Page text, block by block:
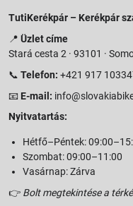
TutiKerékpár – Kerékpár
📍 Üzlet címe
Stará cesta 2 · 93101 ·
📞 Telefon: +421 917
📧 E-mail:
Nyitvatartás:
Hétfő–Péntek:
Szombat: 09:00–11:00
Vasárnap: Zárva
👉 Bolt megtekintése a